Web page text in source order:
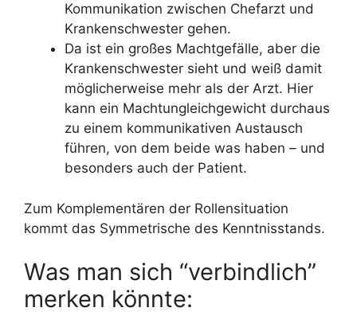
Kommunikation zwischen Chefarzt und
Krankenschwester gehen.
Da ist ein großes Machtgefälle, aber die
Krankenschwester sieht und weiß damit
möglicherweise mehr als der Arzt. Hier
kann ein Machtungleichgewicht durchaus
zu einem kommunikativen Austausch
führen, von dem beide was haben – und
besonders auch der Patient.
Zum Komplementären der Rollensituation
kommt das Symmetrische des Kenntnisstands.
Was man sich “verbindlich”
merken könnte: